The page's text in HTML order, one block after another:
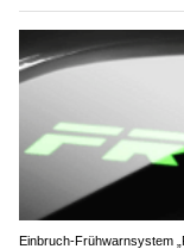
Einbruch-Frühwarnsystem